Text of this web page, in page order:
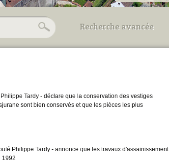
Recherche avancée
Utilisez les champs ci-dessous
Tardy - déclare que la conservation des vestiges
sont bien conservés et que les pièces les plus
Philippe Tardy - annonce que les travaux d'assainissement
1992